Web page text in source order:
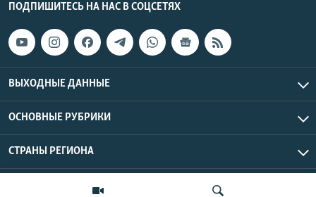
ПОДПИШИТЕСЬ НА НАС В СОЦСЕТЯХ
ВЫХОДНЫЕ ДАННЫЕ
ОСНОВНЫЕ РУБРИКИ
СТРАНЫ РЕГИОНА
Азаттык Азия © 2026 RFE/RL, Inc. | Все права защищены.